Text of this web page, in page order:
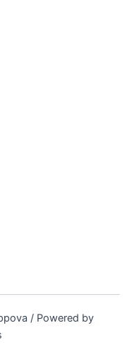
/ Powered by